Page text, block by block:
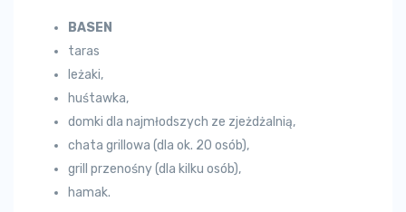
BASEN
taras
leżaki,
huśtawka,
domki dla najmłodszych ze zjeżdżalnią,
chata grillowa (dla ok. 20 osób),
grill przenośny (dla kilku osób),
hamak.